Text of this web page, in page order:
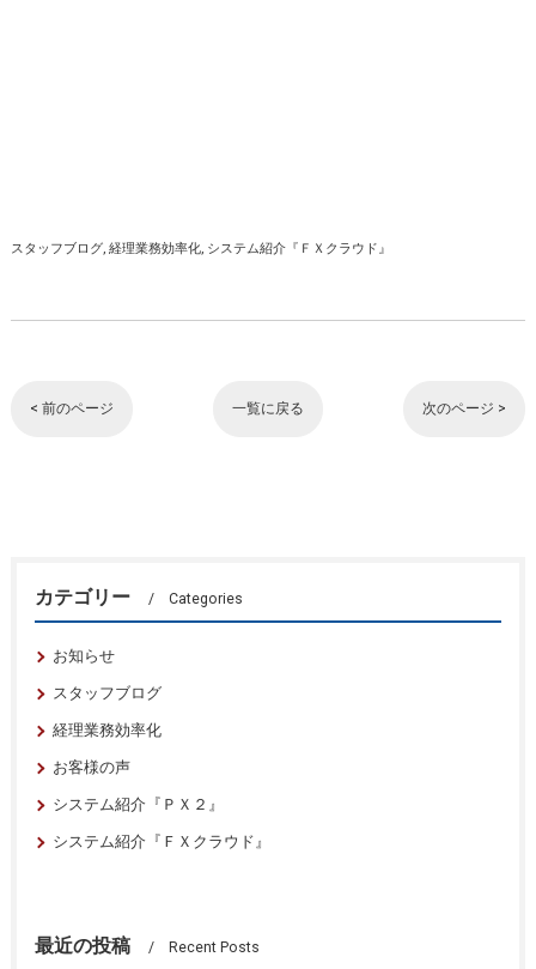
スタッフブログ 経理業務効率化 システム紹介『ＦＸクラウド』
< 前のページ 一覧に戻る 次のページ >
カテゴリー Categories
お知らせ
スタッフブログ
経理業務効率化
お客様の声
システム紹介『ＰＸ２』
システム紹介『ＦＸクラウド』
最近の投稿 Recent Posts